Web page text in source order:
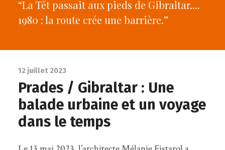
“La Têt passait aux pieds de Gibraltar....
1980 : la route crée une barrière.”
12 juillet 2023
Prades / Gibraltar : Une
balade urbaine et un voyage
dans le temps